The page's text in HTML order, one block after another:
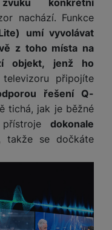
konkrétní
nachází. Funkce
umí vyvolávat
z toho místa na
objekt, jenž ho
připojíte
řešení Q-
tichá, jak je běžné
dokonale
takže se dočkáte